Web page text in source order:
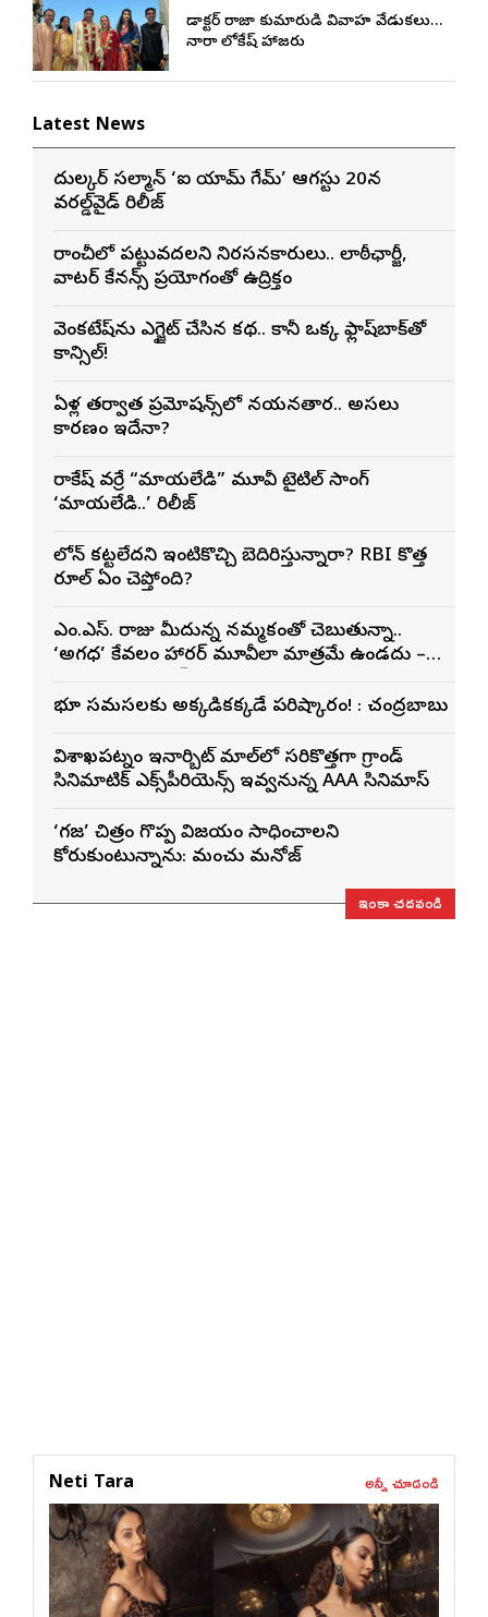
డాక్టర్ రాజా కుమారుడి వివాహ వేడుకలు…
నారా లోకేష్ హాజరు
Latest News
దుల్కర్ సల్మాన్ ‘ఐ యామ్ గేమ్’ ఆగస్టు 20న
వరల్డ్‌వైడ్ రిలీజ్
రాంచీలో పట్టువదలని నిరసనకారులు.. లాఠీఛార్జీ,
వాటర్ కేనన్స్ ప్రయోగంతో ఉద్రిక్తం
వెంకటేష్‌ను ఎగ్జైట్ చేసిన కథ.. కానీ ఒక్క ఫ్లాష్‌బ్యాక్‌తో
క్యాన్సిల్!
ఏళ్ల తర్వాత ప్రమోషన్స్‌లో నయనతార.. అసలు
కారణం ఇదేనా?
రాకేష్ వర్రే “మాయలేడి” మూవీ టైటిల్ సాంగ్
‘మాయలేడి..’ రిలీజ్
లోన్ కట్టలేదని ఇంటికొచ్చి బెదిరిస్తున్నారా? RBI కొత్త
రూల్ ఏం చెప్తోంది?
ఎం.ఎస్. రాజు మీదున్న నమ్మకంతో చెబుతున్నా..
‘అగధ’ కేవలం హారర్ మూవీలా మాత్రమే ఉండదు –
భూ సమస్యలకు అక్కడికక్కడే పరిష్కారం! : చంద్రబాబు
విశాఖ‌పట్నం ఇనార్బిట్ మాల్‌లో స‌రికొత్తగా గ్రాండ్
సినిమాటిక్ ఎక్స్‌పీరియెన్స్ ఇవ్వ‌నున్న AAA సినిమాస్‌
‘గజ’ చిత్రం గొప్ప విజయం సాధించాలని
కోరుకుంటున్నాను: మంచు మనోజ్
ఇంకా చదవండి
Neti Tara అన్నీ చూడండి